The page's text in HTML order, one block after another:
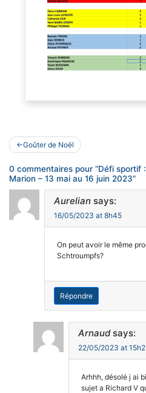
Navigation
de
l’article
Goûter de Noël
0 commentaires pour “Défi sportif
Marion – 13 mai au 16 juin 2023”
Aurelian says:
16/05/2023 at 8h45
On peut avoir le même
Schtroumpfs?
Répondre
Arnaud says:
22/05/2023 at
Arhhh, désolé j ai
sujet a Richard V